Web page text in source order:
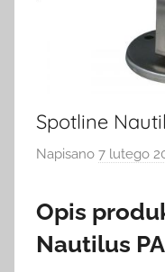
Spotline
Napisano 7 lutego
Opis
Nautilus